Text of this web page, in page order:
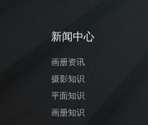
新闻中心
画册资讯
摄影知识
平面知识
画册知识